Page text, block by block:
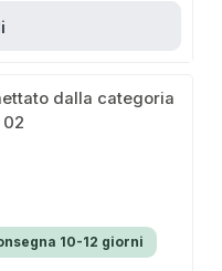
10-12 giorni